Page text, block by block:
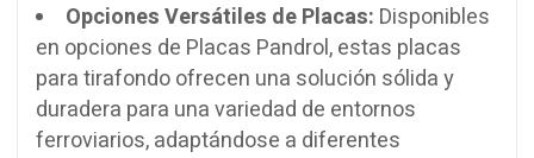
Opciones Versátiles de Placas: Disponibles
en opciones de Placas Pandrol, estas placas
para tirafondo ofrecen una solución sólida y
duradera para una variedad de entornos
ferroviarios, adaptándose a diferentes